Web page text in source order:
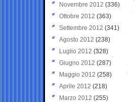
Novembre 2012 (336)
Ottobre 2012 (363)
Settembre 2012 (341)
Agosto 2012 (238)
Luglio 2012 (328)
Giugno 2012 (287)
Maggio 2012 (258)
Aprile 2012 (218)
Marzo 2012 (255)